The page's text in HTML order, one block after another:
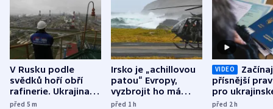
V Rusku podle
svědků hoří obří
rafinerie. Ukrajina
hlásí oběti
před 5m
Irsko je „achillovou
patou“ Evropy,
vyzbrojit ho má
Francie
před 1h
VIDEO
přísnější
pro
uprchlíky
před 2h